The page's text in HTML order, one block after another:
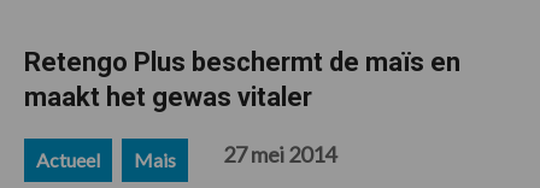
Retengo Plus beschermt de maïs en
maakt het gewas vitaler
Actueel Mais 27 mei 2014